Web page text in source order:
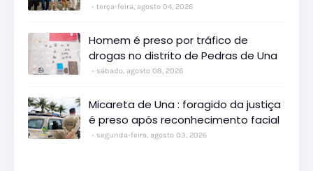
terça-feira, agosto 04, 2026
Homem é preso por tráfico de
drogas no distrito de Pedras de Una
sábado, agosto 08, 2026
Micareta de Una : foragido da justiça
é preso após reconhecimento facial
segunda-feira, agosto 03, 2026